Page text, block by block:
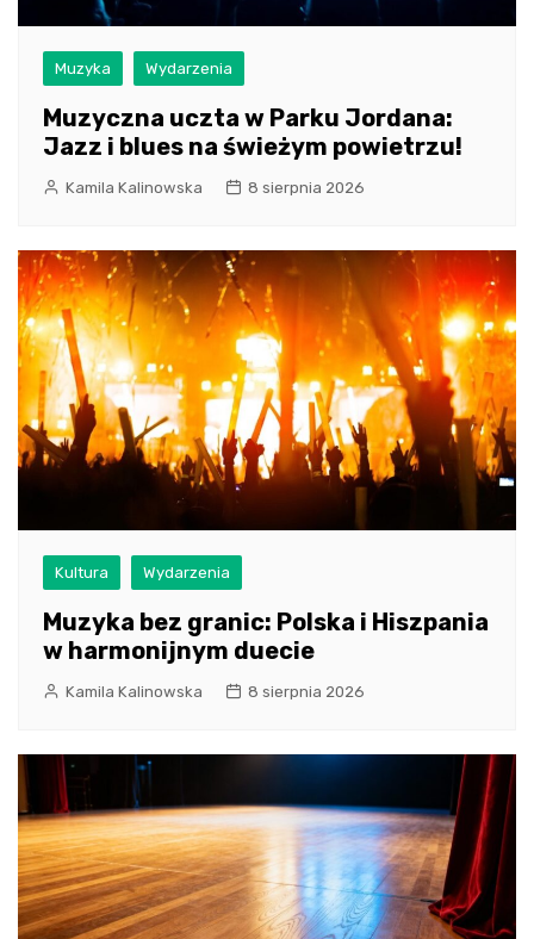
Muzyka Wydarzenia
Muzyczna uczta w Parku Jordana:
Jazz i blues na świeżym powietrzu!
Kamila Kalinowska 8 sierpnia 2026
Kultura Wydarzenia
Muzyka bez granic: Polska i Hiszpania
w harmonijnym duecie
Kamila Kalinowska 8 sierpnia 2026